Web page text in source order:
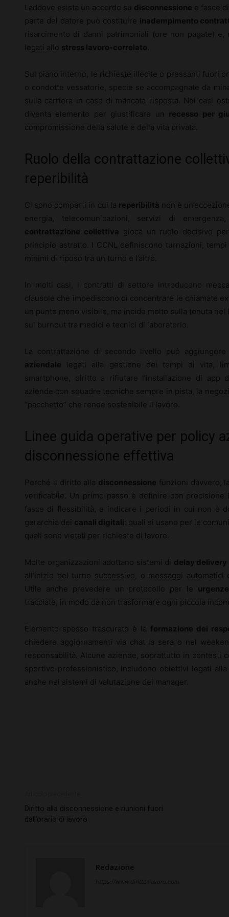
Laddove esista un accordo su disconnessione e fasce
parte del datore può costituire inadempimento
risarcimento di danni patrimoniali (ore non pagate)
legati allo stress lavoro-correlato
Sul piano interno, le richieste illecite o pressanti fuori
o condotte vessatorie, specie se accompagnate da
sulla carriera in caso di mancata risposta. Nei casi
diventa elemento per giustificare un recesso per
compromissione della salute e della vita privata.
Ruolo della contrattazione
reperibilità
Ci sono comparti in cui la reperibilità non è
energia, telecomunicazioni, servizi di
contrattazione collettiva gioca un ruolo decisivo
principio astratto. I CCNL definiscono turnazioni,
minimi di riposo tra un turno e l’altro.
In molti casi, i contratti di settore introducono
clausole che impediscono di concentrare le chiamate
un punto meno visibile, ma incide molto sulla tenuta
sul burnout tra medici e tecnici di laboratorio.
La contrattazione di secondo livello può
aziendale legati alla gestione dei tempi di vita,
smartphone, diritto a rifiutare l’installazione di app
aziende con squadre tecniche sempre in pista, la
“pacchetto” che rende sostenibile il lavoro.
Linee guida operative per policy
disconnessione effettiva
Perché il diritto alla disconnessione funzioni davvero,
verificabile. Un primo passo è definire con precisione
fasce di flessibilità, e indicare i periodi in cui non è
gerarchia dei canali digitali : quali si usano per le
quali sono vietati per richieste di lavoro.
Molte organizzazioni adottano sistemi di delay delivery
all’inizio del turno successivo, o messaggi automatici
Utile anche prevedere un protocollo per le
tracciate, in modo da non trasformare ogni piccola
Elemento spesso trascurato è la formazione dei
chiedere aggiornamenti via chat la sera o nel
responsabilità. Alcune aziende, soprattutto in contesti
sportivo professionistico, includono obiettivi legati
anche nei sistemi di valutazione dei manager.
Diritto alla disconnessione e riunioni fuori
dall’orario di lavoro
Redazione